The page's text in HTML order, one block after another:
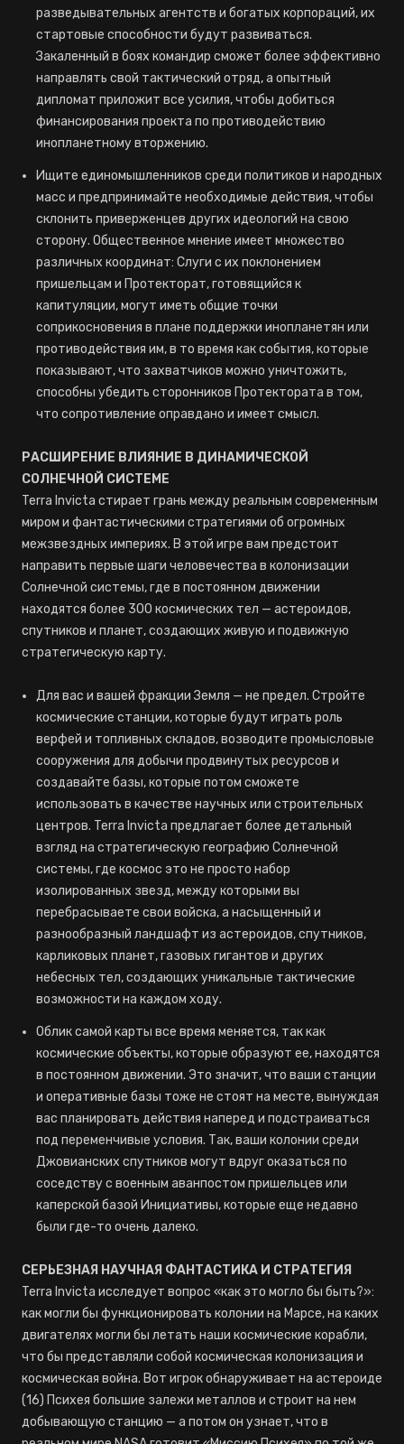
разведывательных агентств и богатых корпораций, их
стартовые способности будут развиваться.
Закаленный в боях командир сможет более эффективно
направлять свой тактический отряд, а опытный
дипломат приложит все усилия, чтобы добиться
финансирования проекта по противодействию
инопланетному вторжению.
Ищите единомышленников среди политиков и народных
масс и предпринимайте необходимые действия, чтобы
склонить приверженцев других идеологий на свою
сторону. Общественное мнение имеет множество
различных координат: Слуги с их поклонением
пришельцам и Протекторат, готовящийся к
капитуляции, могут иметь общие точки
соприкосновения в плане поддержки инопланетян или
противодействия им, в то время как события, которые
показывают, что захватчиков можно уничтожить,
способны убедить сторонников Протектората в том,
что сопротивление оправдано и имеет смысл.
РАСШИРЕНИЕ ВЛИЯНИЕ В ДИНАМИЧЕСКОЙ
СОЛНЕЧНОЙ СИСТЕМЕ
Terra Invicta стирает грань между реальным современным
миром и фантастическими стратегиями об огромных
межзвездных империях. В этой игре вам предстоит
направить первые шаги человечества в колонизации
Солнечной системы, где в постоянном движении
находятся более 300 космических тел — астероидов,
спутников и планет, создающих живую и подвижную
стратегическую карту.
Для вас и вашей фракции Земля — не предел. Стройте
космические станции, которые будут играть роль
верфей и топливных складов, возводите промысловые
сооружения для добычи продвинутых ресурсов и
создавайте базы, которые потом сможете
использовать в качестве научных или строительных
центров. Terra Invicta предлагает более детальный
взгляд на стратегическую географию Солнечной
системы, где космос это не просто набор
изолированных звезд, между которыми вы
перебрасываете свои войска, а насыщенный и
разнообразный ландшафт из астероидов, спутников,
карликовых планет, газовых гигантов и других
небесных тел, создающих уникальные тактические
возможности на каждом ходу.
Облик самой карты все время меняется, так как
космические объекты, которые образуют ее, находятся
в постоянном движении. Это значит, что ваши станции
и оперативные базы тоже не стоят на месте, вынуждая
вас планировать действия наперед и подстраиваться
под переменчивые условия. Так, ваши колонии среди
Джовианских спутников могут вдруг оказаться по
соседству с военным аванпостом пришельцев или
каперской базой Инициативы, которые еще недавно
были где-то очень далеко.
СЕРЬЕЗНАЯ НАУЧНАЯ ФАНТАСТИКА И СТРАТЕГИЯ
Terra Invicta исследует вопрос «как это могло бы быть?»:
как могли бы функционировать колонии на Марсе, на каких
двигателях могли бы летать наши космические корабли,
что бы представляли собой космическая колонизация и
космическая война. Вот игрок обнаруживает на астероиде
(16) Психея большие залежи металлов и строит на нем
добывающую станцию — а потом он узнает, что в